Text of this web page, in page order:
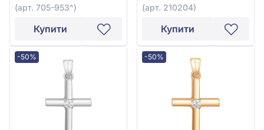
(арт. 705-953^)
Купити
(арт. 210204)
Купити
-50% -50%